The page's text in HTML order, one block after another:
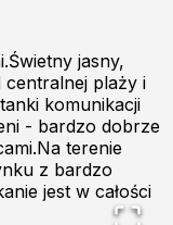
jasny,
centralnej plaży i
komunikacji
- bardzo dobrze
terenie
z bardzo
jest w całości